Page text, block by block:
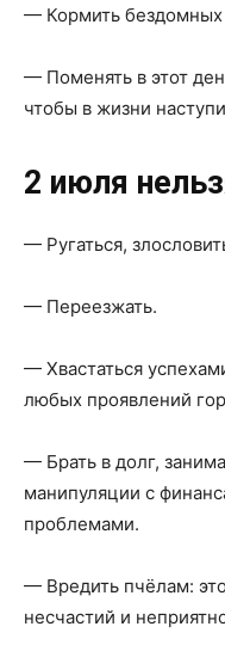
— Кормить
— Поменять в этот
чтобы в жизни
2 июля
— Ругаться,
— Переезжать.
— Хвастаться
любых проявлений
— Брать в долг,
манипуляции с
проблемами.
— Вредить пчёлам:
несчастий и